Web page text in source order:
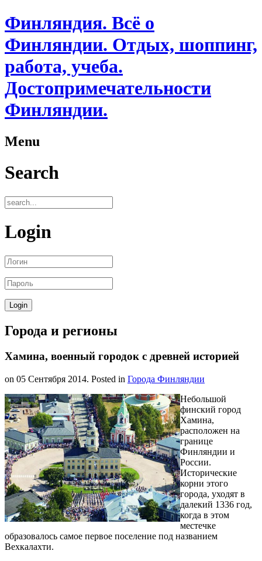
Финляндия. Всё о
Финляндии. Отдых, шоппинг,
работа, учеба.
Достопримечательности
Финляндии.
Menu
Search
Login
Города и регионы
Хамина, военный городок с древней историей
on 05 Сентября 2014. Posted in Города Финляндии
Небольшой
финский город
Хамина,
расположен на
границе
Финляндии и
России.
Исторические
корни этого
города, уходят в
далекий 1336 год,
когда в этом
местечке
образовалось самое первое поселение под названием
Вехкалахти.